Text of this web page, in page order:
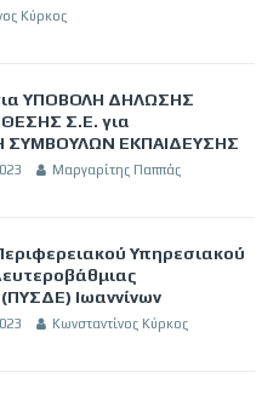
Κύρκος
ΥΠΟΒΟΛΗ ΔΗΛΩΣΗΣ
Σ.Ε. για
ΕΚΠΑΙΔΕΥΣΗΣ
Μαργαρίτης Παππάς
Υπηρεσιακού
Ιωαννίνων
Κωνσταντίνος Κύρκος